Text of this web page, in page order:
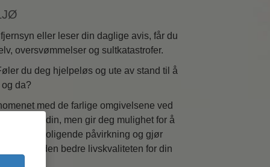
eller leser din daglige avis, får du
oversvømmelser og sultkatastrofer.
du deg hjelpeløs og ute av stand til å
da?
med de farlige omgivelsene ved
frykten din, men gir deg mulighet for å
svært beroligende påvirkning og gjør
vil den bedre livskvaliteten for din